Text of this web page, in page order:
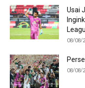
Usai
08/08/
08/08/